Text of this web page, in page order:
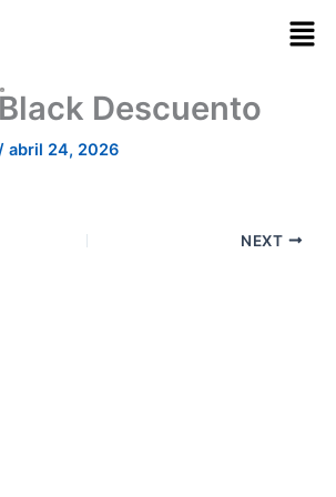
Descuento
abril 24, 2026
NEXT